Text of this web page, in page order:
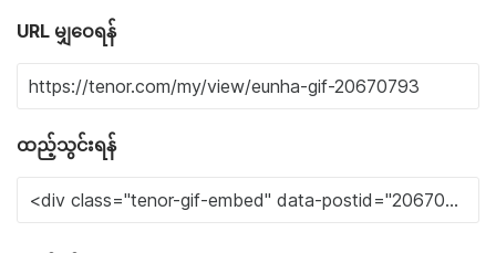
URL မျှဝေရန်
ထည့်သွင်းရန်